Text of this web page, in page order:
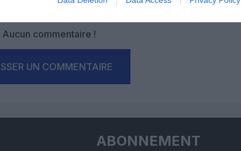
Aucun commentaire !
UN COMMENTAIRE
ABONNEMENT